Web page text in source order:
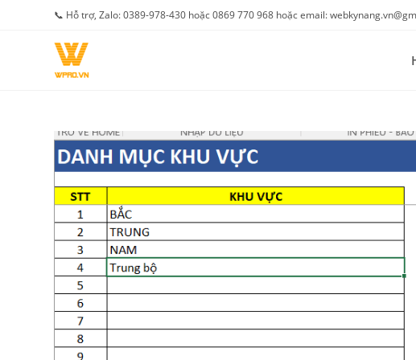
📞 Hỗ trợ, Zalo: 0389-978-430 hoặc 0869 770 968 hoặc email: